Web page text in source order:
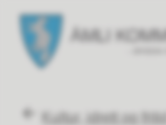
Åmli kommune
Du er her:
Kultur, idrett og fritid